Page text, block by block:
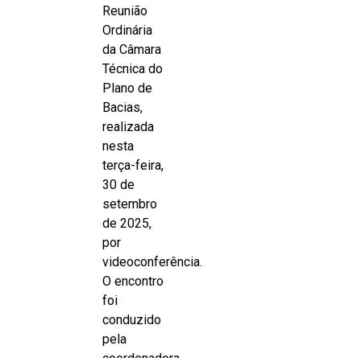
Reunião
Ordinária
da Câmara
Técnica do
Plano de
Bacias,
realizada
nesta
terça-feira,
30 de
setembro
de 2025,
por
videoconferência.
O encontro
foi
conduzido
pela